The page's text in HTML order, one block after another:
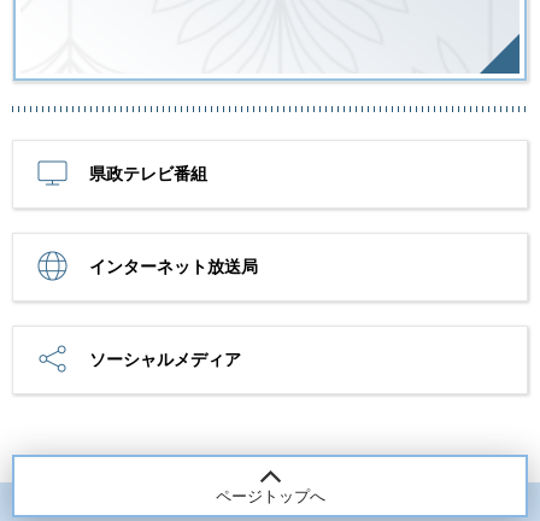
県政テレビ番組
インターネット放送局
ソーシャルメディア
ページトップへ